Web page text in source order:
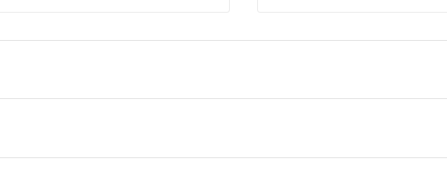
Bu ürüne ilk yorumu siz yapın!